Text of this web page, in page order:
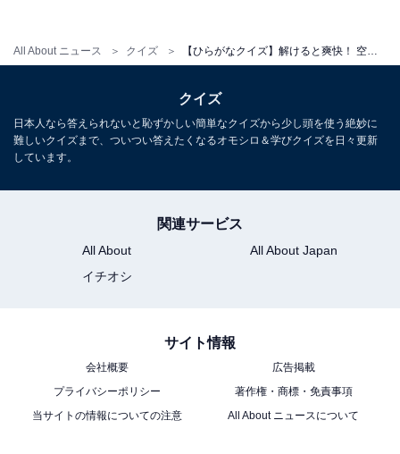
All About ニュース クイズ
クイズ
日本人なら答えられないと恥ずかしい簡単なクイズから少し頭を使う絶妙に
難しいクイズまで、ついつい答えたくなるオモシロ＆学びクイズを日々更新
しています。
関連サービス
All About
All About Japan
イチオシ
サイト情報
会社概要
広告掲載
プライバシーポリシー
著作権・商標・免責事項
当サイトの情報についての注意
All About ニュースについて